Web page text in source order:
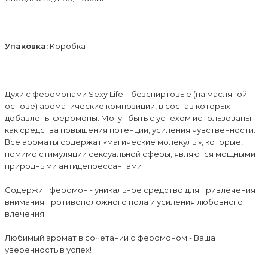
Упаковка:Коробка
Духи с феромонами Sexy Life – безспиртовые (на масляной
основе) ароматические композиции, в состав которых
добавлены феромоны. Могут быть с успехом использованы
как средства повышения потенции, усиления чувственности.
Все ароматы содержат «магические молекулы», которые,
помимо стимуляции сексуальной сферы, являются мощными
природными антидепрессантами
Содержит феромон - уникальное средство для привлечения
внимания противоположного пола и усиления любовного
влечения.
Любимый аромат в сочетании с феромоном - Ваша
уверенность в успех!